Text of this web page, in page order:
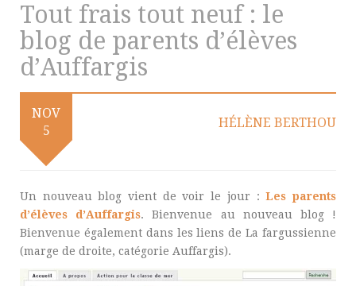
Tout frais tout neuf : le
blog de parents d’élèves
d’Auffargis
NOV
5
HÉLÈNE BERTHOU
Un nouveau blog vient de voir le jour :Les parents
d’élèves d’Auffargis. Bienvenue au nouveau blog !
Bienvenue également dans les liens de La fargussienne
(marge de droite, catégorie Auffargis).